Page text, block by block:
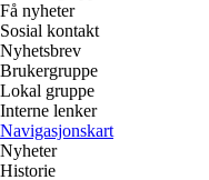
Få nyheter
Sosial kontakt
Nyhetsbrev
Brukergruppe
Lokal gruppe
Interne lenker
Navigasjonskart
Nyheter
Historie